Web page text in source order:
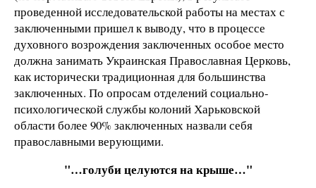
проведенной исследовательской работы на местах с
заключенными пришел к выводу, что в процессе
духовного возрождения заключенных особое место
должна занимать Украинская Православная Церковь,
как исторически традиционная для большинства
заключенных. По опросам отделений социально-
психологической службы колоний Харьковской
области более 90% заключенных назвали себя
православными верующими.
"…голуби целуются на крыше…"